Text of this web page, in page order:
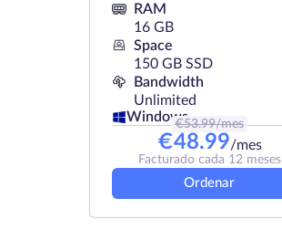
RAM
16 GB
Space
150 GB SSD
Bandwidth
Unlimited
Windows
€53.99/mes
€48.99/mes
Facturado cada 12 meses
Ordenar